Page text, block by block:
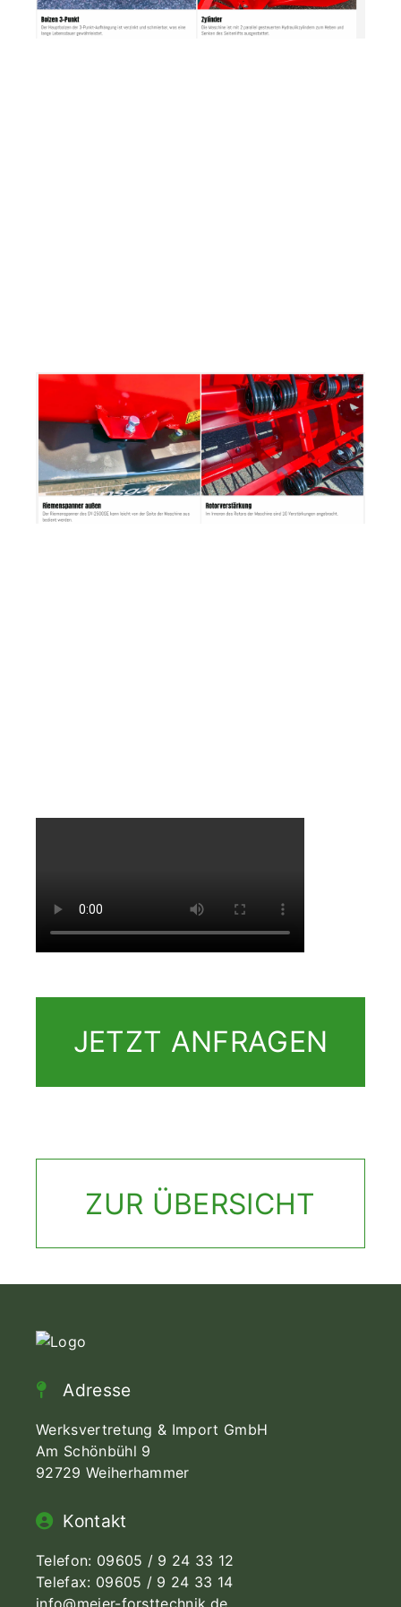
JETZT ANFRAGEN
ZUR ÜBERSICHT
Adresse
Werksvertretung & Import GmbH
Am Schönbühl 9
92729 Weiherhammer
Kontakt
Telefon: 09605 / 9 24 33 12
Telefax: 09605 / 9 24 33 14
info@meier-forsttechnik.de